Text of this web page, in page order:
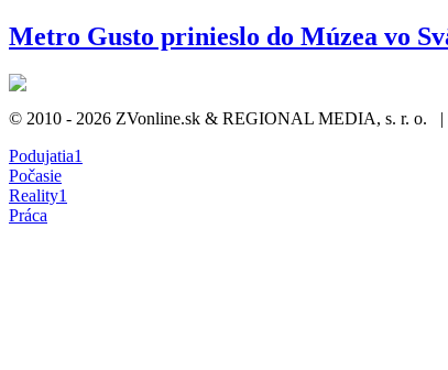
Metro Gusto prinieslo do Múzea vo
© 2010 - 2026 ZVonline.sk & REGIONAL MEDIA, s. r. o. |
Podujatia1
Počasie
Reality1
Práca